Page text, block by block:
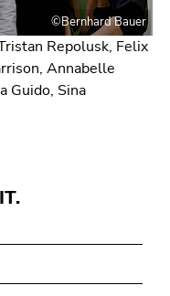
©Bernhard Bauer
Repolusk, Felix
Annabelle
Guido, Sina